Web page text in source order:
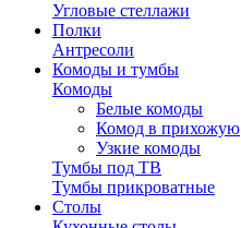
Угловые стеллажи
Полки
Антресоли
Комоды и тумбы
Комоды
Белые комоды
Комод в прихожую
Узкие комоды
Тумбы под ТВ
Тумбы прикроватные
Столы